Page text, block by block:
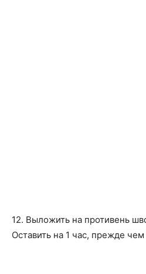
12. Выложить на противень
Оставить на 1 час, прежде чем